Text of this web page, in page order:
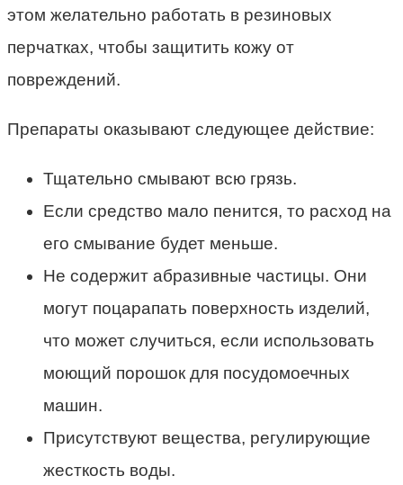
этом желательно работать в резиновых
перчатках, чтобы защитить кожу от
повреждений.
Препараты оказывают следующее действие:
Тщательно смывают всю грязь.
Если средство мало пенится, то расход на
его смывание будет меньше.
Не содержит абразивные частицы. Они
могут поцарапать поверхность изделий,
что может случиться, если использовать
моющий порошок для посудомоечных
машин.
Присутствуют вещества, регулирующие
жесткость воды.